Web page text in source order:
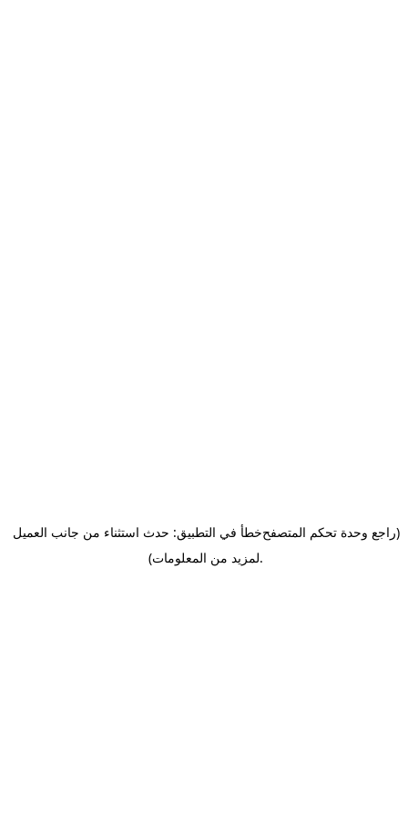
خطأ في التطبيق: حدث استثناء من جانب العميل(راجع وحدة تحكم المتصفح
لمزيد من المعلومات).